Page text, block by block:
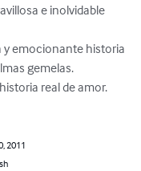
e inolvidable
y emocionante historia
gemelas.
real de amor.
2011